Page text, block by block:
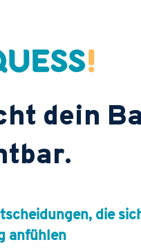
dein
die
anfühlen